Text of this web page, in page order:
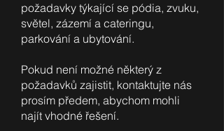
požadavky týkající se pódia, zvuku,
světel, zázemí a cateringu,
parkování a ubytování.
Pokud není možné některý z
požadavků zajistit, kontaktujte nás
prosím předem, abychom mohli
najít vhodné řešení.